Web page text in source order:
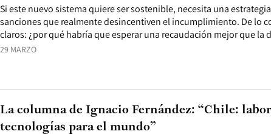
29 MARZO
Si este nuevo sistema quiere ser sostenible, necesita una
sanciones que realmente desincentiven el incumplimiento. De lo
claros: ¿por qué habría que esperar una recaudación mejor que la
La columna de Ignacio Fernández: “Chile:
tecnologías para el mundo”